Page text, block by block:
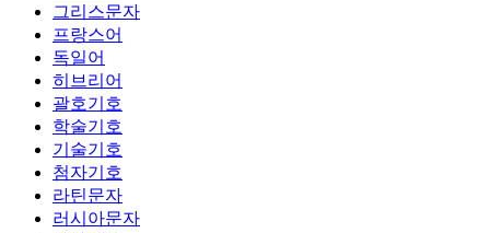
그리스문자
프랑스어
독일어
히브리어
괄호기호
학술기호
기술기호
첨자기호
라틴문자
러시아문자